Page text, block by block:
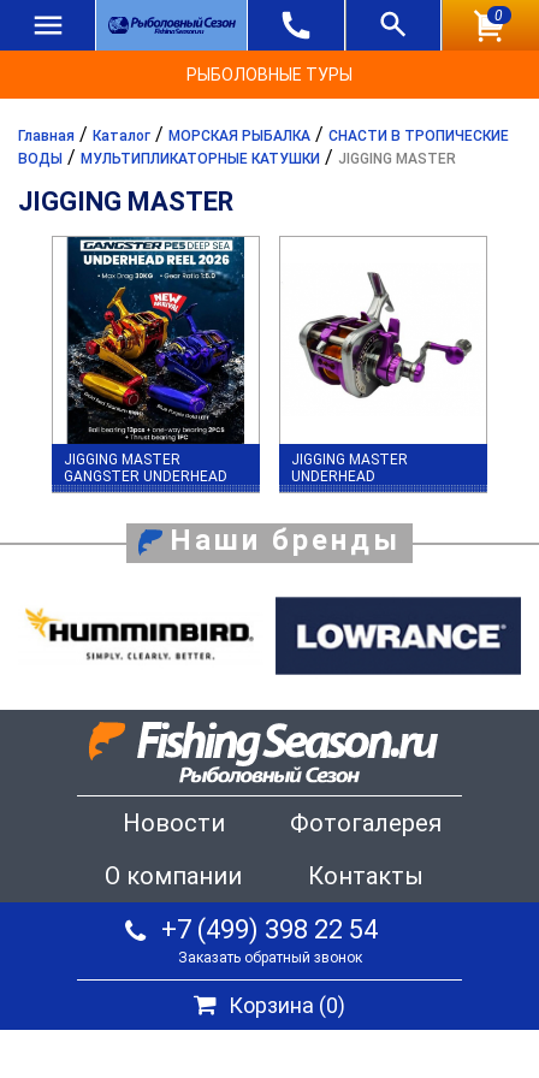
0
РЫБОЛОВНЫЕ ТУРЫ
Главная / Каталог / МОРСКАЯ РЫБАЛКА / СНАСТИ В ТРОПИЧЕСКИЕ
ВОДЫ / МУЛЬТИПЛИКАТОРНЫЕ КАТУШКИ / JIGGING MASTER
JIGGING MASTER
JIGGING MASTER
GANGSTER UNDERHEAD
JIGGING MASTER
UNDERHEAD
Наши бренды
Новости
Фотогалерея
О компании
Контакты
+7 (499) 398 22 54
Заказать обратный звонок
Корзина (0)